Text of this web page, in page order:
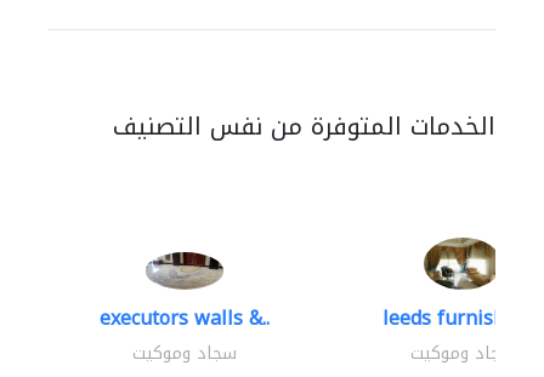
الخدمات المتوفرة من نفس التصنيف
executors walls &..
سجاد وموكيت
leeds furnishings
سجاد وموكيت